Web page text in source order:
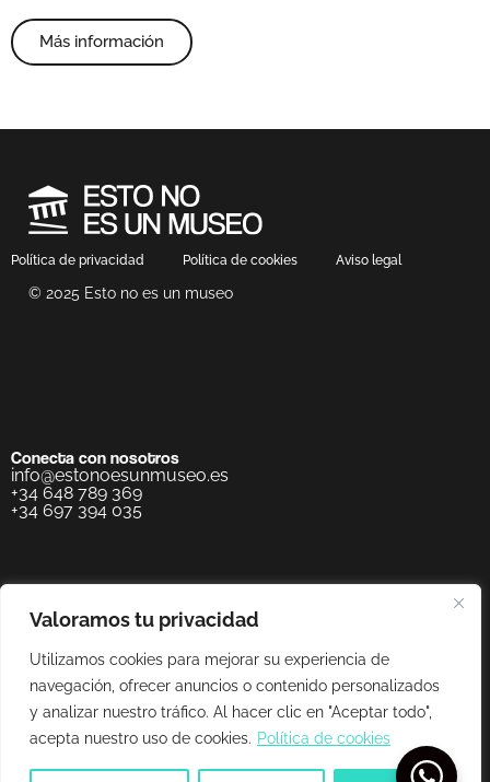
Valoramos tu privacidad
Utilizamos cookies para mejorar su experiencia de
navegación, ofrecer anuncios o contenido personalizados
y analizar nuestro tráfico. Al hacer clic en "Aceptar todo",
acepta nuestro uso de cookies. Política de cookies
Más información
Política de privacidad Política de cookies Aviso legal
© 2025 Esto no es un museo
Conecta con nosotros
info@estonoesunmuseo.es
+34 648 789 369
+34 697 394 035